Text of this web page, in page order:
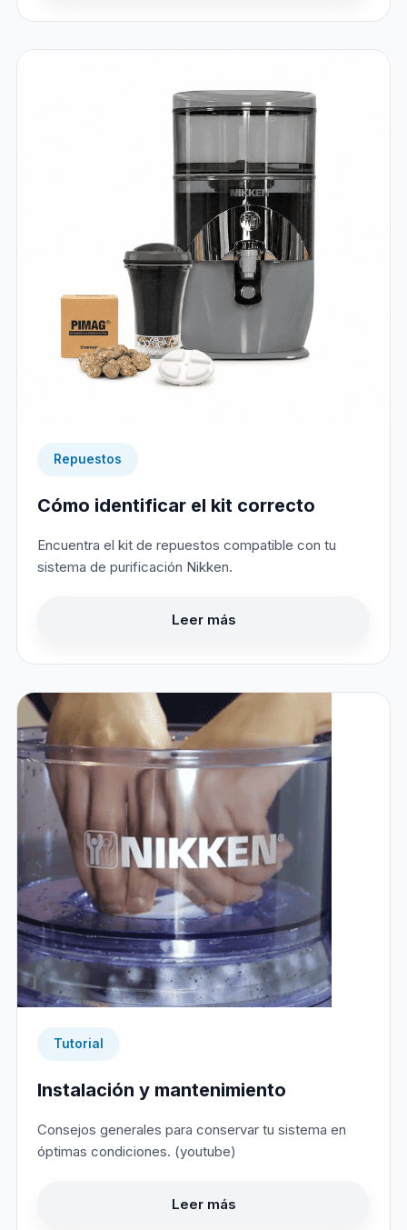
Repuestos
Cómo identificar el kit correcto
Encuentra el kit de repuestos compatible con tu
sistema de purificación Nikken.
Leer más
Tutorial
Instalación y mantenimiento
Consejos generales para conservar tu sistema en
óptimas condiciones. (youtube)
Leer más